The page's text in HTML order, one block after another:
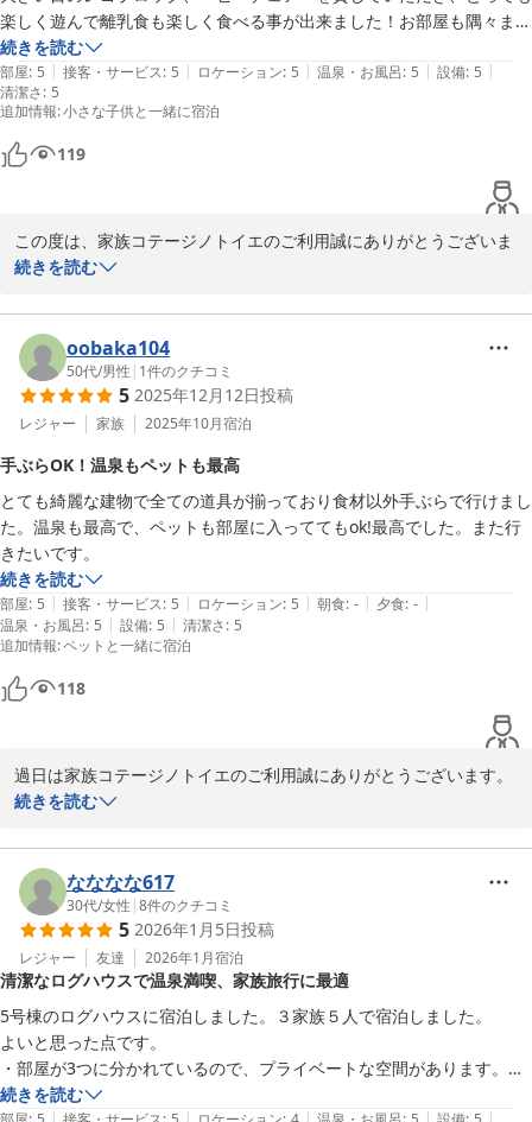
この度は、うれしいコメントをありがとうございました。
機会がございましたら別の棟のご利用、心よりお待ちしておりま
す。
家族コテージ ノトイエ
2026-01-13
楽しく遊んで離乳食も楽しく食べる事が出来ました！お部屋も隅々まで
掃除が行き届いていてとても清潔で安心してお泊り出来、お風呂も大き
いバスタブでゆっくりと温泉も楽しめました。
受付のオーナー様もとても親切にご対応していただいてとっても良い旅
行になりました！
またぜひ利用したいです！
続きを読む
部屋: 5 | 接客・サービス: 5 | ロケーション: 5 | 温泉・お風呂: 5 | 設備: 5 |
清潔さ: 5
追加情報:小さな子供と一緒に宿泊
119
この度は、家族コテージノトイエのご利用誠にありがとうございま
す。
をお楽しみいただけたようで何よりです。
温泉もご満喫いただいたようですね。
私どもノトイエは、お客様にとっての第二の我が家のようにお寛ぎ
いただきたいと思っています。
ービス向上に努めて参ります。
この度は、うれしいコメントをありがとうございました。
またのご利用、心よりお待ちしております。
家族コテージ ノトイエ
竹下 洋平
2025-11-28
続きを読む
oobaka104
50代/男性 | 1件のクチコミ
5 2025年12月12日投稿
レジャー 家族 2025年10月宿泊
手ぶらOK！温泉もペットも最高
とても綺麗な建物で全ての道具が揃っており食材以外手ぶらで行けまし
た。温泉も最高で、ペットも部屋に入っててもok!最高でした。また行
きたいです。
続きを読む
部屋: 5 | 接客・サービス: 5 | ロケーション: 5 | 朝食: - | 夕食: - |
温泉・お風呂: 5 | 設備: 5 | 清潔さ: 5
追加情報:ペットと一緒に宿泊
118
過日は家族コテージノトイエのご利用誠にありがとうございます。
愛犬とご一緒に、快適にお過ごしいただけたようで何よりです。
ノトイエは全５棟全て、愛犬可、温泉完備、それぞれのコテージは
内装デザインが異なりますので、遠方からではございますが機会が
ございましたら、別のコテージのご利用も検討いただけますと幸い
です。
この度は、嬉しいコメントをありがとうございました。
今後もより一層のサービス向上に努めて参ります。
またのご利用、心よりお待ちしております。
家族コテージ ノトイエ
続きを読む
なななな617
30代/女性 |8件のクチコミ
5 2026年1月5日投稿
レジャー 友達 2026年1月宿泊
清潔なログハウスで温泉満喫、家族旅行に最適
5号棟のログハウスに宿泊しました。３家族５人で宿泊しました。
よいと思った点です。
・部屋が3つに分かれているので、プライベートな空間があります。
・基本的な食器、調理器具や洗剤などは用意してくださっています。
続きを読む
| | | |
|